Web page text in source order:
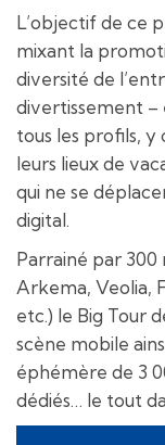
L’objectif de ce
mixant la
diversité de
divertissement –
tous les profils, y
leurs lieux de
qui ne se
digital.
Parrainé par
Arkema, Veolia,
etc.) le Big Tour
scène mobile
éphémère de 3
dédiés… le tout